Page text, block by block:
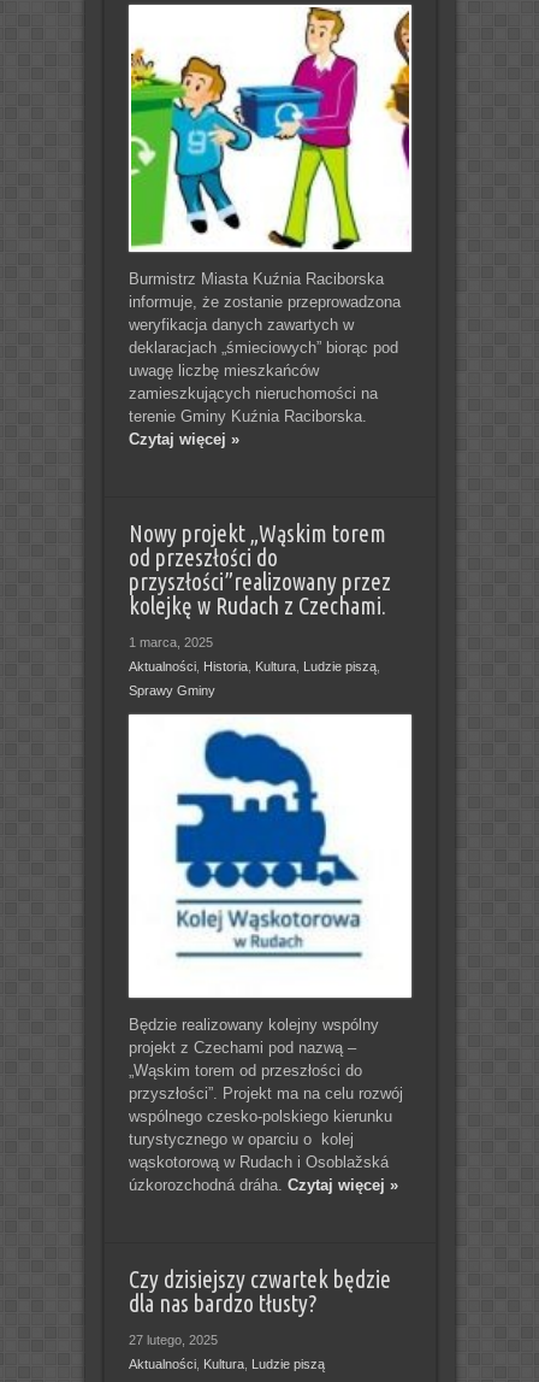
Burmistrz Miasta Kuźnia Raciborska
informuje, że zostanie przeprowadzona
weryfikacja danych zawartych w
deklaracjach „śmieciowych” biorąc pod
uwagę liczbę mieszkańców
zamieszkujących nieruchomości na
terenie Gminy Kuźnia Raciborska.
Czytaj więcej »
Nowy projekt „Wąskim torem
od przeszłości do
przyszłości”realizowany przez
kolejkę w Rudach z Czechami.
1 marca, 2025
Aktualności, Historia, Kultura, Ludzie piszą,
Sprawy Gminy
Będzie realizowany kolejny wspólny
projekt z Czechami pod nazwą –
„Wąskim torem od przeszłości do
przyszłości”. Projekt ma na celu rozwój
wspólnego czesko-polskiego kierunku
turystycznego w oparciu o kolej
wąskotorową w Rudach i Osoblažská
úzkorozchodná dráha. Czytaj więcej »
Czy dzisiejszy czwartek będzie
dla nas bardzo tłusty?
27 lutego, 2025
Aktualności, Kultura, Ludzie piszą